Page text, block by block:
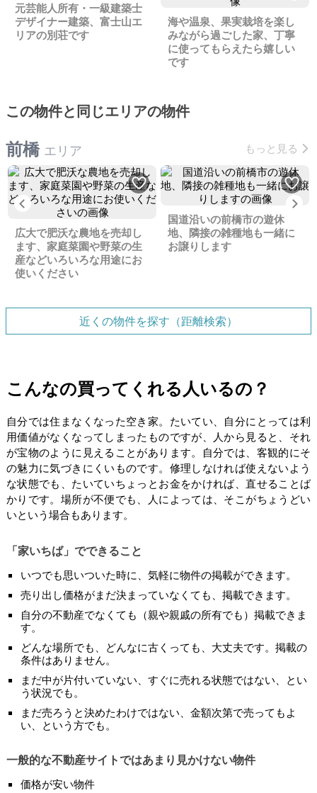
元芸能人所有・一級建築士
デザイナー建築、富士山エ
リアの別荘です
海や温泉、果実栽培を楽し
みながら過ごした家、丁寧
に使ってもらえたら嬉しい
です
この物件と同じエリアの物件
前橋 エリア もっと見る
Previous
広大で肥沃な農地を売却し
ます、家庭菜園や野菜の生
産などいろいろな用途にお
使いください
国道沿いの前橋市の遊休
地、隣接の雑種地も一緒に
お譲りします
近くの物件を探す（距離検索）
こんなの買ってくれる人いるの？
自分では住まなくなった空き家。たいてい、自分にとっては利
用価値がなくなってしまったものですが、人から見ると、それ
が宝物のように見えることがあります。自分では、客観的にそ
の魅力に気づきにくいものです。修理しなければ使えないよう
な状態でも、たいていちょっとお金をかければ、直せることば
かりです。場所が不便でも、人によっては、そこがちょうどい
いという場合もあります。
「家いちば」でできること
いつでも思いついた時に、気軽に物件の掲載ができます。
売り出し価格がまだ決まっていなくても、掲載できます。
自分の不動産でなくても（親や親戚の所有でも）掲載できま
す。
どんな場所でも、どんなに古くっても、大丈夫です。掲載の
条件はありません。
まだ中が片付いていない、すぐに売れる状態ではない、とい
う状況でも。
まだ売ろうと決めたわけではない、金額次第で売ってもよ
い、という方でも。
一般的な不動産サイトではあまり見かけない物件
価格が安い物件